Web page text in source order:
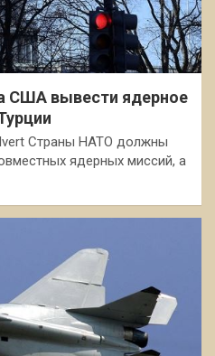
США вывести ядерное
Страны НАТО должны
ядерных миссий, а